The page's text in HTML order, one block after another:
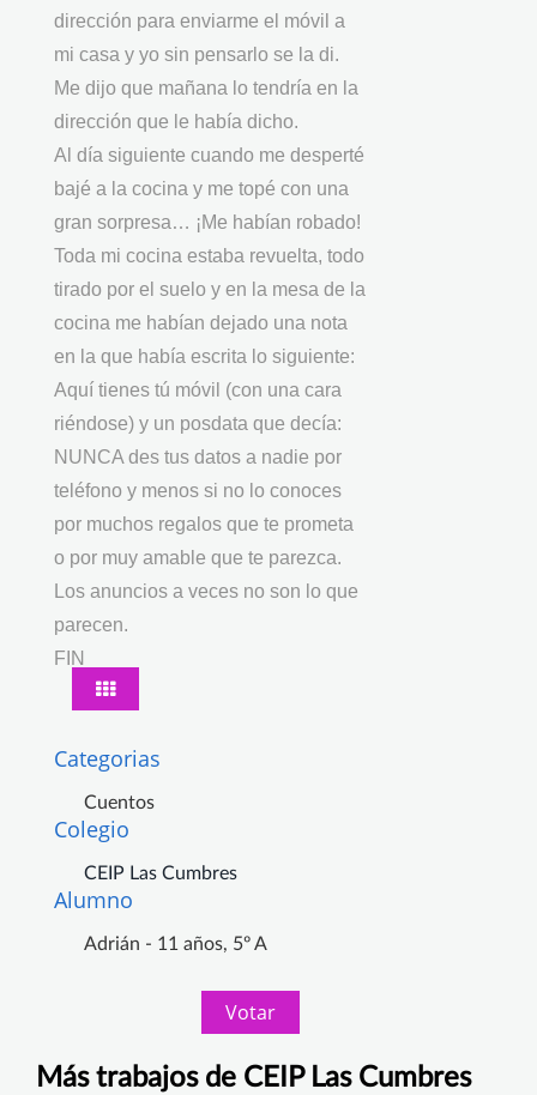
dirección para enviarme el móvil a
mi casa y yo sin pensarlo se la di.
Me dijo que mañana lo tendría en la
dirección que le había dicho.
Al día siguiente cuando me desperté
bajé a la cocina y me topé con una
gran sorpresa… ¡Me habían robado!
Toda mi cocina estaba revuelta, todo
tirado por el suelo y en la mesa de la
cocina me habían dejado una nota
en la que había escrita lo siguiente:
Aquí tienes tú móvil (con una cara
riéndose) y un posdata que decía:
NUNCA des tus datos a nadie por
teléfono y menos si no lo conoces
por muchos regalos que te prometa
o por muy amable que te parezca.
Los anuncios a veces no son lo que
parecen.
FIN
Categorias
Cuentos
Colegio
CEIP Las Cumbres
Alumno
Adrián - 11 años, 5º A
Votar
Más trabajos de CEIP Las Cumbres